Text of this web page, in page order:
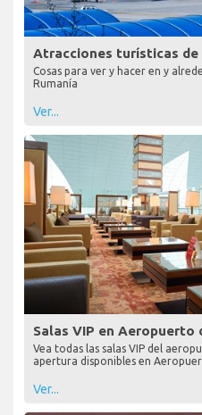
Atracciones turísticas de
Cosas para ver y hacer en y
Rumanía
Ver...
Salas VIP en Aeropuerto
Vea todas las salas VIP del
apertura disponibles en
Ver...